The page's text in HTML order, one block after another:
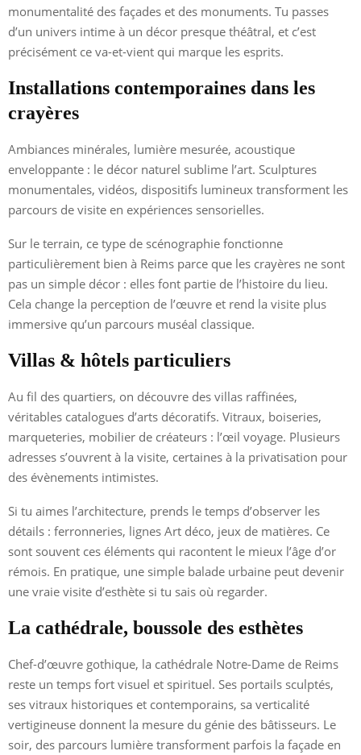
monumentalité des façades et des monuments. Tu passes
d’un univers intime à un décor presque théâtral, et c’est
précisément ce va-et-vient qui marque les esprits.
Installations contemporaines dans les
crayères
Ambiances minérales, lumière mesurée, acoustique
enveloppante : le décor naturel sublime l’art. Sculptures
monumentales, vidéos, dispositifs lumineux transforment les
parcours de visite en expériences sensorielles.
Sur le terrain, ce type de scénographie fonctionne
particulièrement bien à Reims parce que les crayères ne sont
pas un simple décor : elles font partie de l’histoire du lieu.
Cela change la perception de l’œuvre et rend la visite plus
immersive qu’un parcours muséal classique.
Villas & hôtels particuliers
Au fil des quartiers, on découvre des villas raffinées,
véritables catalogues d’arts décoratifs. Vitraux, boiseries,
marqueteries, mobilier de créateurs : l’œil voyage. Plusieurs
adresses s’ouvrent à la visite, certaines à la privatisation pour
des évènements intimistes.
Si tu aimes l’architecture, prends le temps d’observer les
détails : ferronneries, lignes Art déco, jeux de matières. Ce
sont souvent ces éléments qui racontent le mieux l’âge d’or
rémois. En pratique, une simple balade urbaine peut devenir
une vraie visite d’esthète si tu sais où regarder.
La cathédrale, boussole des esthètes
Chef-d’œuvre gothique, la cathédrale Notre-Dame de Reims
reste un temps fort visuel et spirituel. Ses portails sculptés,
ses vitraux historiques et contemporains, sa verticalité
vertigineuse donnent la mesure du génie des bâtisseurs. Le
soir, des parcours lumière transforment parfois la façade en